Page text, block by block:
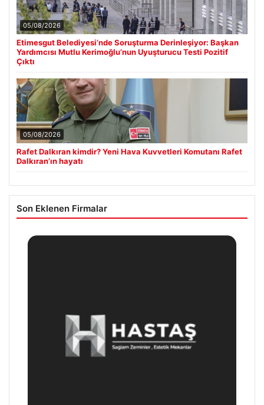
05/08/2026
Etimesgut Belediyesi’nde Soruşturma Derinleşiyor: Başkan
Yardımcısı Mutlu Kerimoğlu’nun Uyuşturucu Testi Pozitif
Çıktı
05/08/2026
Rafet Dalkıran kimdir? Yeni Hava Kuvvetleri Komutanı Rafet
Dalkıran’ın hayatı
Son Eklenen Firmalar